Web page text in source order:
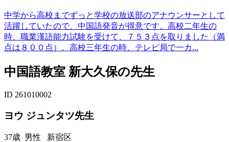
中学から高校までずっと学校の放送部のアナウンサーとして
活躍していたので、中国語発音が得意です。高校二年生の
時、職業漢語能力試験を受けて、７５３点を取りました（満
点は８００点）。高校三年生の時、テレビ局で一カ...
中国語教室 新大久保の先生
ID 261010002
ヨウ ジュンタツ先生
37歳 男性 新宿区